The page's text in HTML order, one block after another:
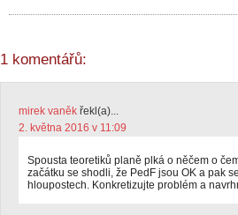
1 komentářů:
mirek vaněk řekl(a)...
2. května 2016 v 11:09
Spousta teoretiků planě plká o něčem o
začátku se shodli, že PedF jsou OK a pak
hloupostech. Konkretizujte problém a